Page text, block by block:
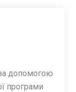
допомогою
програми